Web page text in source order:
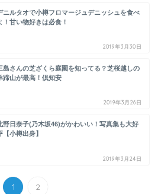
ニルタオで小樽フロマージュデニッシュを食べ
！甘い物好きは必食！
2019年3月30日
島さんの芝ざくら庭園を知ってる？芝桜越しの
蹄山が最高！倶知安
2019年3月26日
野日奈子(乃木坂46)がかわいい！写真集も大好
【小樽出身】
2019年3月24日
1 2